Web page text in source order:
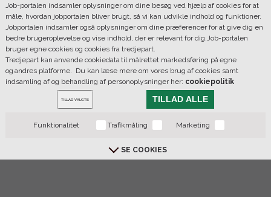
Job-portalen indsamler oplysninger om dine besøg ved hjælp af cookies for at
måle, hvordan jobportalen bliver brugt, så vi kan udvikle indhold og funktioner.
Jobportalen indsamler også oplysninger om dine præferencer for at give dig en
bedre brugeroplevelse og vise indhold, der er relevant for dig.Job-portalen
bruger egne cookies og cookies fra tredjepart.
Tredjepart kan anvende cookiedata til målrettet markedsføring på egne
og andres platforme. Du kan læse mere om vores brug af cookies samt
indsamling af og behandling af personoplysninger her: cookiepolitik
TILLAD VALGTE TILLAD ALLE
Funktionalitet Trafikmåling Marketing
SE COOKIES